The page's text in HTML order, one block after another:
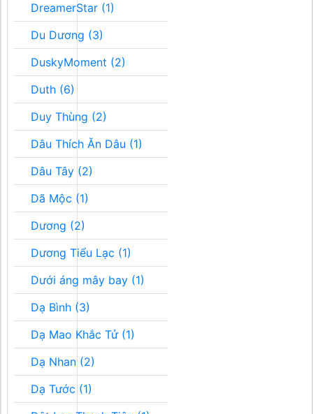
DreamerStar (1)
Du Dương (3)
DuskyMoment (2)
Duth (6)
Duy Thùng (2)
Dâu Thích Ăn Dâu (1)
Dâu Tây (2)
Dã Mộc (1)
Dương (2)
Dương Tiểu Lạc (1)
Dưới áng mây bay (1)
Dạ Bình (3)
Dạ Mao Khắc Tử (1)
Dạ Nhan (2)
Dạ Tước (1)